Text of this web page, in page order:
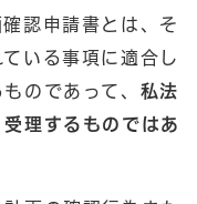
認申請書とは、そ
いる事項に適合し
のであって、 私法
理するものではあ